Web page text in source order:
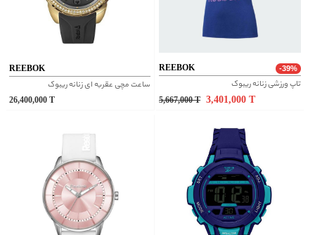
REEBOK
ساعت مچی عقربه ای زنانه ریبوک
26,400,000
REEBOK -39%
تاپ ورزشی زنانه ریبوک
5,667,000 T 3,401,000